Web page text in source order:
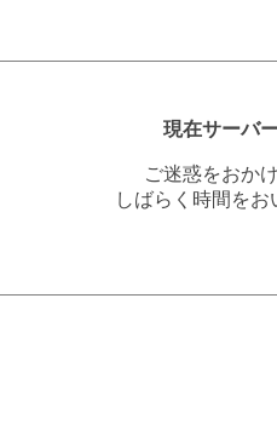
現在サーバ
ご迷惑をおか
しばらく時間を